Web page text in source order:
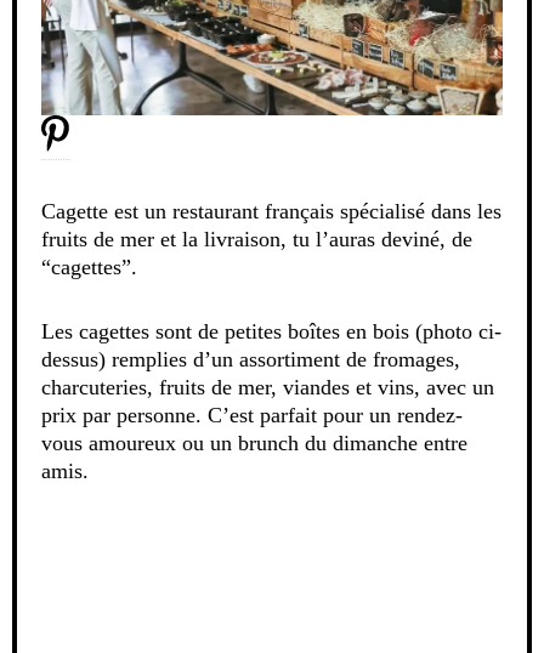
Cagette est un restaurant français spécialisé dans les
fruits de mer et la livraison, tu l’auras deviné, de
“cagettes”.
Les cagettes sont de petites boîtes en bois (photo ci-
dessus) remplies d’un assortiment de fromages,
charcuteries, fruits de mer, viandes et vins, avec un
prix par personne. C’est parfait pour un rendez-
vous amoureux ou un brunch du dimanche entre
amis.